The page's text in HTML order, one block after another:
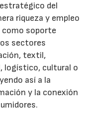
del
riqueza y empleo
como soporte
sectores
textil,
logístico, cultural o
así a la
y la conexión